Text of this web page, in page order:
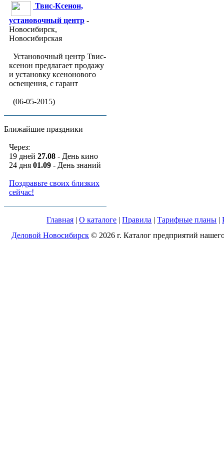
Твис-Ксенон,
установочный центр -
Новосибирск,
Новосибирская
Установочный центр Твис-
ксенон предлагает продажу
и установку ксенонового
освещения, с гарант
(06-05-2015)
Ближайшие праздники
Через:
19 дней 27.08 - День кино
24 дня 01.09 - День знаний
Поздравьте своих близких
сейчас!
Главная |О каталоге |Правила |Тарифные планы |
Деловой Новосибирск © 2026 г. Каталог предприятий